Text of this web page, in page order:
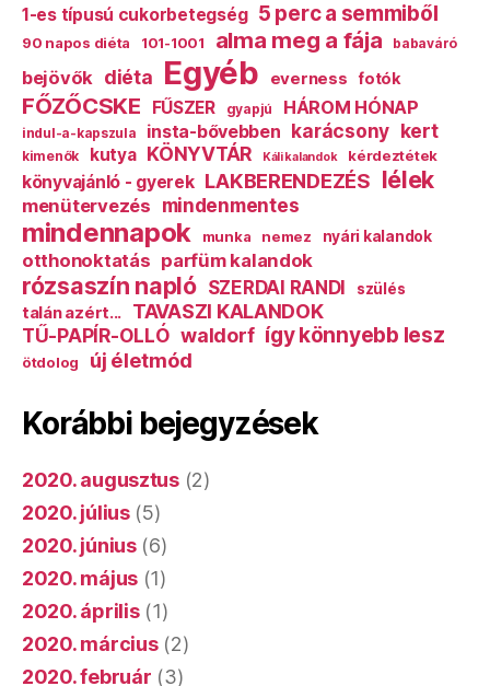
1-es típusú cukorbetegség 5 perc a semmiből
90 napos diéta 101-1001 alma meg a fája babaváró
bejövők diéta Egyéb everness fotók
FŐZŐCSKE FŰSZER gyapjú HÁROM HÓNAP
indul-a-kapszula insta-bővebben karácsony kert
kimenők kutya KÖNYVTÁR Káli kalandok kérdeztétek
könyvajánló - gyerek LAKBERENDEZÉS lélek
menütervezés mindenmentes
mindennapok munka nemez nyári kalandok
otthonoktatás parfüm kalandok
rózsaszín napló SZERDAI RANDI szülés
talán azért...
TAVASZI KALANDOK
TŰ-PAPÍR-OLLÓ waldorf így könnyebb lesz
ötdolog új életmód
Korábbi bejegyzések
2020. augusztus(2)
2020. július(5)
2020. június(6)
2020. május (1)
2020. április(1)
2020. március(2)
2020. február (3)